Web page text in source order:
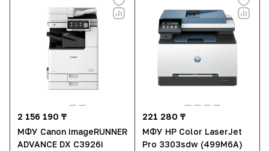
2 156 190 ₸
МФУ Canon imageRUNNER
ADVANCE DX C3926i
221 280 ₸
МФУ HP Color LaserJet
Pro 3303sdw (499M6A)